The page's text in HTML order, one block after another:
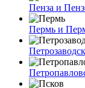
Пенза и
Пермь и